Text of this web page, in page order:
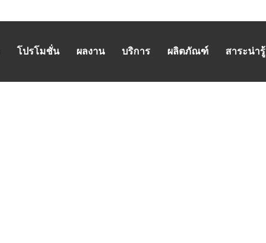
โปรโมชั่น ผลงาน บริการ ผลิตภัณฑ์ สาระน่ารู้